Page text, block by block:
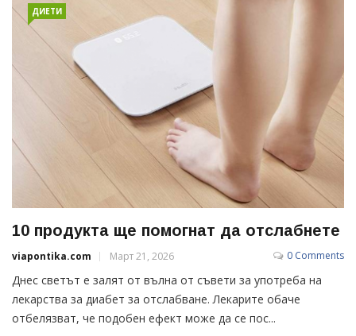
ДИЕТИ
10 продукта ще помогнат да отслабнете
viapontika.com Март 21, 2026 0 Comments
Днес светът е залят от вълна от съвети за употреба на
лекарства за диабет за отслабване. Лекарите обаче
отбелязват, че подобен ефект може да се пос...